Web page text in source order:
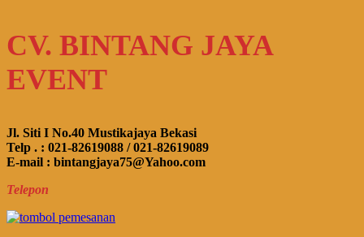
CV. BINTANG JAYA
EVENT
Jl. Siti I No.40 Mustikajaya Bekasi
Telp . : 021-82619088 / 021-82619089
E-mail : bintangjaya75@Yahoo.com
Telepon